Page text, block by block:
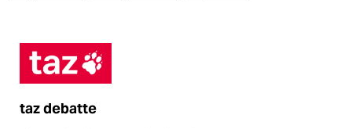
taz debatte